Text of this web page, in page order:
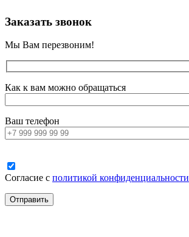
Заказать звонок
Мы Вам перезвоним!
Как к вам можно обращаться
Ваш телефон
Согласие с политикой конфиденциальности